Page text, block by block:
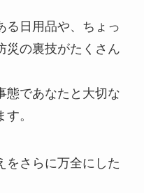
る日用品や、ちょっ
災の裏技がたくさん
態であなたと大切な
。
をさらに万全にした